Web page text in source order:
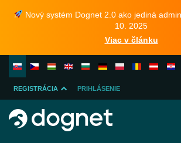
Nový systém Dognet 2.0 ako jediná
10. 2025
Viac v článku
REGISTRÁCIA
INZERENTA
PRIHLÁSENIE